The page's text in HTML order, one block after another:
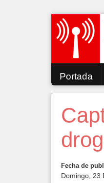
Portada
Fecha de
Domingo, 23